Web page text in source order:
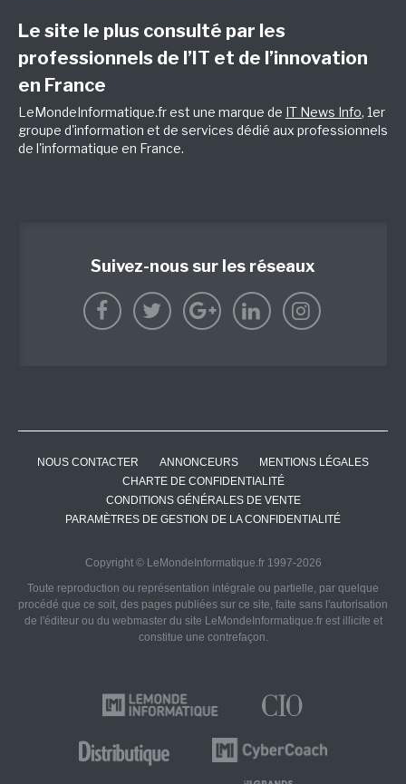
Le site le plus consulté par les
professionnels de l’IT et de l’innovation
en France
LeMondeInformatique.fr est une marque de IT News Info, 1er
groupe d'information et de services dédié aux professionnels
de l'informatique en France.
Suivez-nous sur les réseaux
NOUS CONTACTER ANNONCEURS
MENTIONS LÉGALES
CHARTE DE CONFIDENTIALITÉ
CONDITIONS GÉNÉRALES DE VENTE
PARAMÈTRES DE GESTION DE LA CONFIDENTIALITÉ
Copyright © LeMondeInformatique.fr 1997-2026
Toute reproduction ou représentation intégrale ou partielle, par quelque
procédé que ce soit, des pages publiées sur ce site, faite sans l'autorisation
de l'éditeur ou du webmaster du site LeMondeInformatique.fr est illicite et
constitue une contrefaçon.